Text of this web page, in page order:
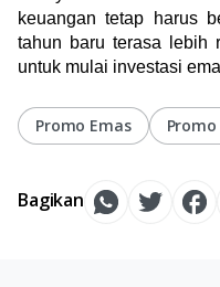
keuangan tetap harus
tahun baru terasa lebih
untuk mulai investasi
Promo Emas
Bagikan